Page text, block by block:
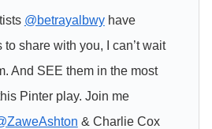
@betrayalbwyhave
share with you, I can’t wait
And SEE them in the most
Pinter play. Join me
& Charlie Cox